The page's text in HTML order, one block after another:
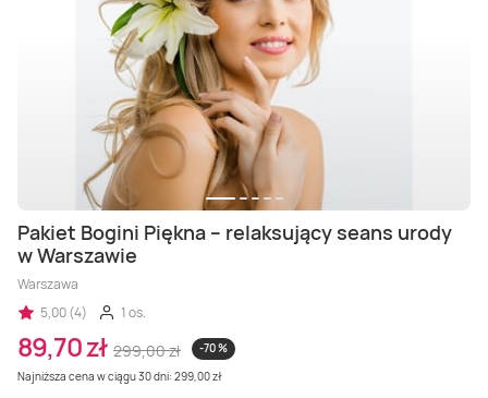
Pakiet Bogini Piękna – relaksujący seans urody
w Warszawie
Warszawa
5,00 (4)
1 os.
89,70 zł 299,00 zł
-70 %
Najniższa cena w ciągu 30 dni: 299,00 zł